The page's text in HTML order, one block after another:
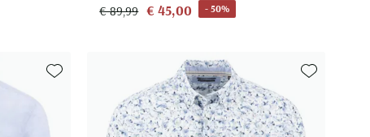
€ 89,99 € 45,00 - 50%
Toevoegen aan favorieten